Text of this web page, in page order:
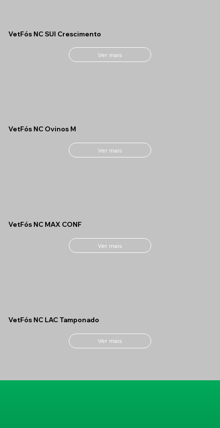
VetFós NC SUI Crescimento
Ver mais
VetFós NC Ovinos M
Ver mais
VetFós NC MAX CONF
Ver mais
VetFós NC LAC Tamponado
Ver mais